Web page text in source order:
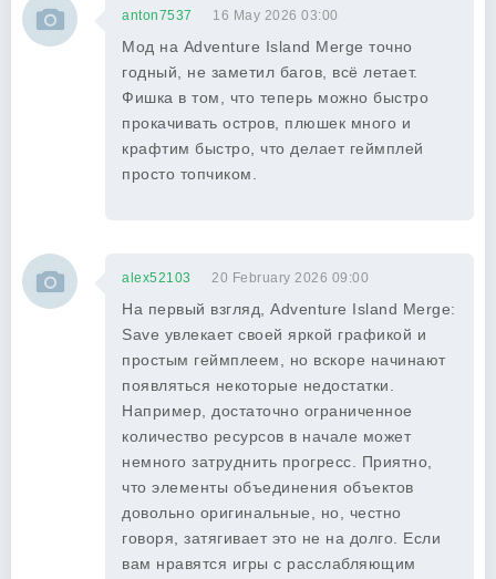
anton7537 16 May 2026 03:00
Мод на Adventure Island Merge точно
годный, не заметил багов, всё летает.
Фишка в том, что теперь можно быстро
прокачивать остров, плюшек много и
крафтим быстро, что делает геймплей
просто топчиком.
alex52103 20 February 2026 09:00
На первый взгляд, Adventure Island Merge:
Save увлекает своей яркой графикой и
простым геймплеем, но вскоре начинают
появляться некоторые недостатки.
Например, достаточно ограниченное
количество ресурсов в начале может
немного затруднить прогресс. Приятно,
что элементы объединения объектов
довольно оригинальные, но, честно
говоря, затягивает это не на долго. Если
вам нравятся игры с расслабляющим